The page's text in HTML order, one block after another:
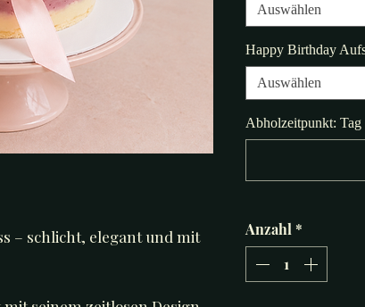
– schlicht, elegant und mit
Auswählen
Happy Birthday
Auswählen
Abholzeitpunkt: Tag
Anzahl *